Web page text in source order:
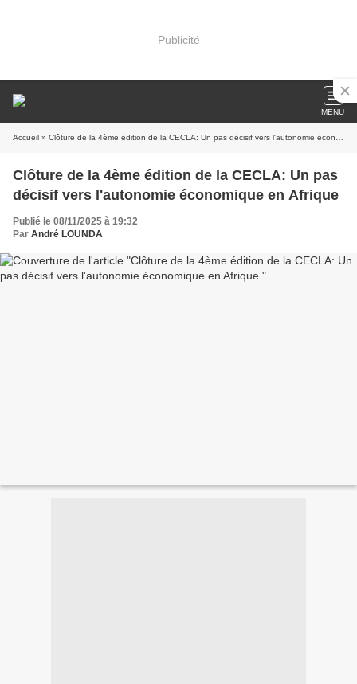
Publicité
MENU
Accueil » Clôture de la 4ème édition de la CECLA: Un pas décisif vers l'autonomie économique en Afrique
Clôture de la 4ème édition de la CECLA: Un pas
décisif vers l'autonomie économique en Afrique
Publié le 08/11/2025 à 19:32
Par André LOUNDA